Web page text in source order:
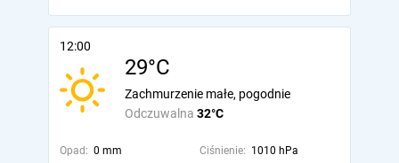
12:00
29°C
Odczuwalna 32°C
Zachmurzenie małe, pogodnie
Opad: 0 mm Ciśnienie: 1010 hPa